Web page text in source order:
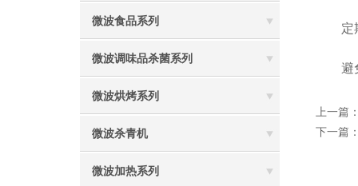
微波食品系列
微波调味品杀菌系列
微波烘烤系列
微波杀青机
微波加热系列
定期
避免
上一篇
下一篇